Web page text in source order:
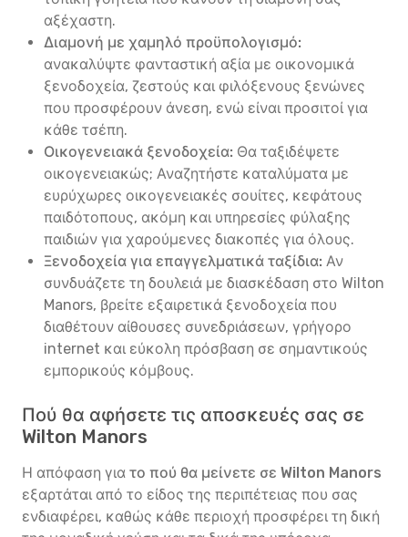
αξέχαστη.
Διαμονή με χαμηλό προϋπολογισμό:
ανακαλύψτε φανταστική αξία με οικονομικά
ξενοδοχεία, ζεστούς και φιλόξενους ξενώνες
που προσφέρουν άνεση, ενώ είναι προσιτοί για
κάθε τσέπη.
Οικογενειακά ξενοδοχεία: Θα ταξιδέψετε
οικογενειακώς; Αναζητήστε καταλύματα με
ευρύχωρες οικογενειακές σουίτες, κεφάτους
παιδότοπους, ακόμη και υπηρεσίες φύλαξης
παιδιών για χαρούμενες διακοπές για όλους.
Ξενοδοχεία για επαγγελματικά ταξίδια: Αν
συνδυάζετε τη δουλειά με διασκέδαση στο Wilton
Manors, βρείτε εξαιρετικά ξενοδοχεία που
διαθέτουν αίθουσες συνεδριάσεων, γρήγορο
internet και εύκολη πρόσβαση σε σημαντικούς
εμπορικούς κόμβους.
Πού θα αφήσετε τις αποσκευές σας σε
Wilton Manors
Η απόφαση για το πού θα μείνετε σε Wilton Manors
εξαρτάται από το είδος της περιπέτειας που σας
ενδιαφέρει, καθώς κάθε περιοχή προσφέρει τη δική